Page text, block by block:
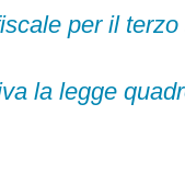
per il terzo
la legge